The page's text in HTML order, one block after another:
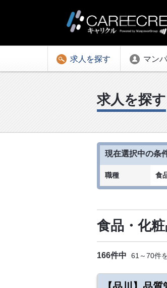
求人を探す マン
求人を探す
現在選択中の条
職種 食
食品・化
166件中 61～70件